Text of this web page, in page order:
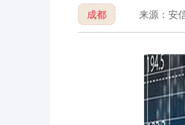
成都 来源：安